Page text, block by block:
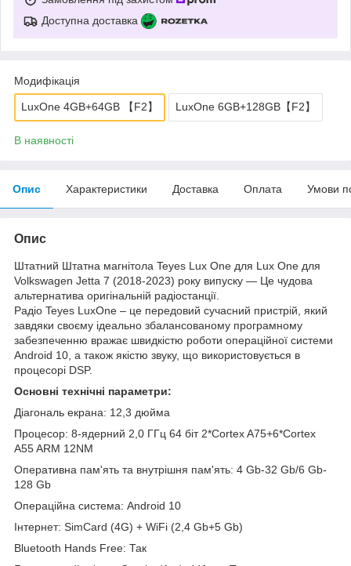
Доступна доставка
Модифікація
LuxOne 4GB+64GB 【F2】 LuxOne 6GB+128GB【F2】
В наявності
Опис Характеристики Доставка Оплата Умови
Опис
Штатний Штатна магнітола Teyes Lux One для Lux One для
Volkswagen Jetta 7 (2018-2023) року випуску — Це чудова
альтернатива оригінальній радіостанції.
Радіо Teyes LuxOne – це передовий сучасний пристрій, який
завдяки своєму ідеально збалансованому програмному
забезпеченню вражає швидкістю роботи операційної системи
Android 10, а також якістю звуку, що використовується в
процесорі DSP.
Основні технічні параметри:
Діагональ екрана: 12,3 дюйма
Процесор: 8-ядерний 2,0 ГГц 64 біт 2*Cortex A75+6*Cortex
A55 ARM 12NM
Оперативна пам'ять та внутрішня пам'ять: 4 Gb-32 Gb/6 Gb-
128 Gb
Операційна система: Android 10
Інтернет: SimCard (4G) + WiFi (2,4 Gb+5 Gb)
Bluetooth Hands Free: Так